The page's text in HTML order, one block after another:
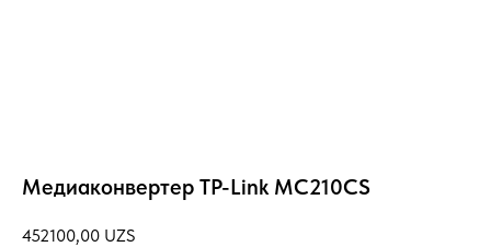
Медиаконвертер TP-Link MC210CS
452100,00 UZS